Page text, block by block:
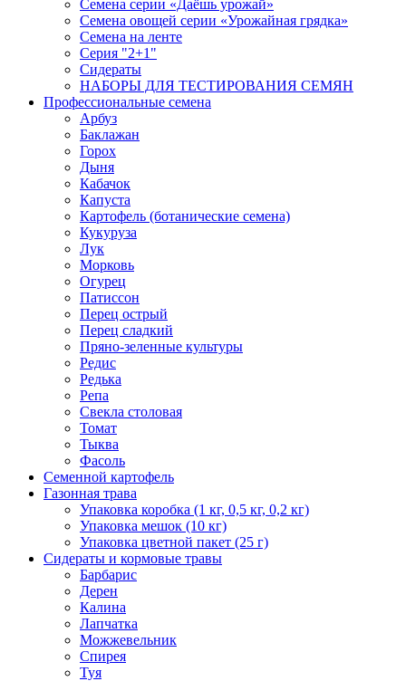
Семена серии «Даёшь урожай»
Семена овощей серии «Урожайная грядка»
Семена на ленте
Серия "2+1"
Сидераты
НАБОРЫ ДЛЯ ТЕСТИРОВАНИЯ СЕМЯН
Профессиональные семена
Арбуз
Баклажан
Горох
Дыня
Кабачок
Капуста
Картофель (ботанические семена)
Кукуруза
Лук
Морковь
Огурец
Патиссон
Перец острый
Перец сладкий
Пряно-зеленные культуры
Редис
Редька
Репа
Свекла столовая
Томат
Тыква
Фасоль
Семенной картофель
Газонная трава
Упаковка коробка (1 кг, 0,5 кг, 0,2 кг)
Упаковка мешок (10 кг)
Упаковка цветной пакет (25 г)
Сидераты и кормовые травы
Барбарис
Дерен
Калина
Лапчатка
Можжевельник
Спирея
Туя